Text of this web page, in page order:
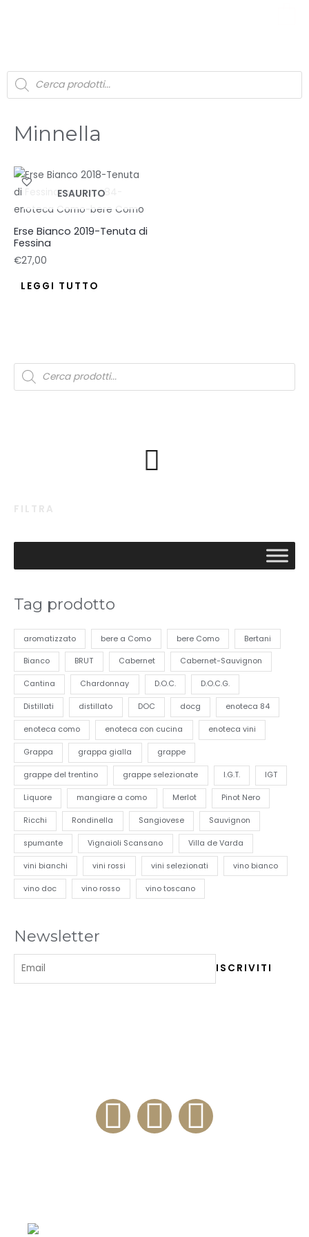
FILTRA
Tag prodotto
aromatizzato bere a Como bere Como Bertani
Bianco BRUT Cabernet Cabernet-Sauvignon
Cantina Chardonnay D.O.C. D.O.C.G.
Distillati distillato DOC docg enoteca 84
enoteca como enoteca con cucina enoteca vini
Grappa grappa gialla grappe
grappe del trentino grappe selezionate I.G.T. IGT
Liquore mangiare a como Merlot Pinot Nero
Ricchi Rondinella Sangiovese Sauvignon
spumante Vignaioli Scansano Villa de Varda
vini bianchi vini rossi vini selezionati vino bianco
vino doc vino rosso vino toscano
Newsletter
Minnella
ESAURITO
Erse Bianco 2019-Tenuta di
Fessina
€27,00
LEGGI TUTTO